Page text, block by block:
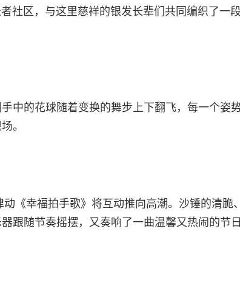
社区，与这里慈祥的银发长辈们共同编织了一
中的花球随着变换的舞步上下翻飞，每一个姿
。
《幸福拍手歌》将互动推向高潮。沙锤的清脆
跟随节奏摇摆，又奏响了一曲温馨又热闹的节